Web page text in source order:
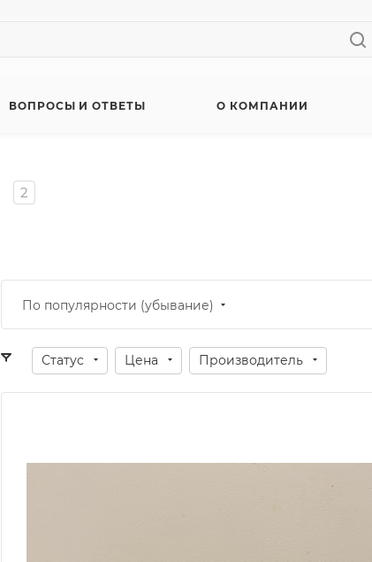
ВОПРОСЫ И ОТВЕТЫ О КОМПАНИИ
2
По популярности (убывание)
Статус Цена Производитель